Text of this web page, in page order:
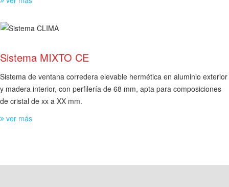
Sistema MIXTO CE
Sistema de ventana corredera elevable hermética en aluminio exterior
y madera interior, con perfilería de 68 mm, apta para composiciones
de cristal de xx a XX mm.
ver más